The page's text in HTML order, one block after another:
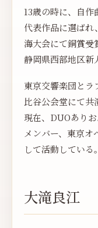
13歳の時に、自作
代表作品に選ばれ
海大会にて銅賞受
静岡県西部地区新
東京交響楽団とラ
比谷公会堂にて共
現在、DUOあり
メンバー、東京オ
して活動している。
大滝良江